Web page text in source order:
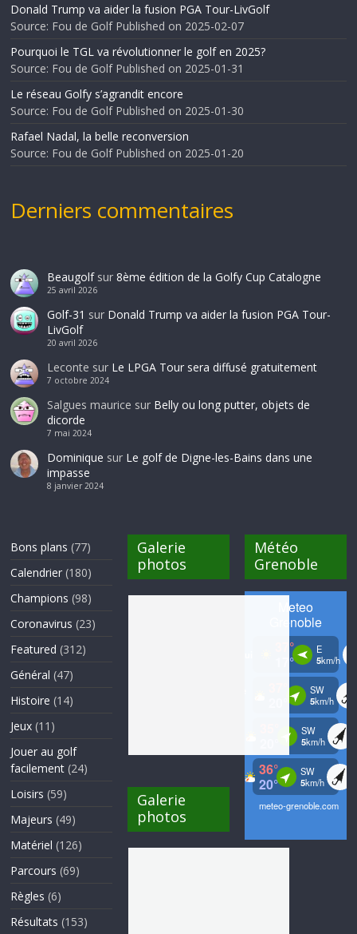
Donald Trump va aider la fusion PGA Tour-LivGolf
Source: Fou de Golf Published on 2025-02-07
Pourquoi le TGL va révolutionner le golf en 2025?
Source: Fou de Golf Published on 2025-01-31
Le réseau Golfy s’agrandit encore
Source: Fou de Golf Published on 2025-01-30
Rafael Nadal, la belle reconversion
Source: Fou de Golf Published on 2025-01-20
Derniers commentaires
Beaugolfsur 8ème édition de la Golfy Cup Catalogne
25 avril 2026
Golf-31 sur Donald Trump va aider la fusion PGA Tour-
LivGolf
20 avril 2026
Leconte sur Le LPGA Tour sera diffusé gratuitement
7 octobre 2024
Salgues maurice sur Belly ou long putter, objets de
dicorde
7 mai 2024
Dominique sur Le golf de Digne-les-Bains dans une
impasse
8 janvier 2024
Bons plans (77)
Calendrier (180)
Champions (98)
Coronavirus (23)
Featured (312)
Général (47)
Histoire (14)
Jeux (11)
Jouer au golf
facilement (24)
Loisirs (59)
Majeurs (49)
Matériel (126)
Parcours (69)
Règles (6)
Résultats (153)
Galerie
photos
Galerie
photos
Météo
Grenoble